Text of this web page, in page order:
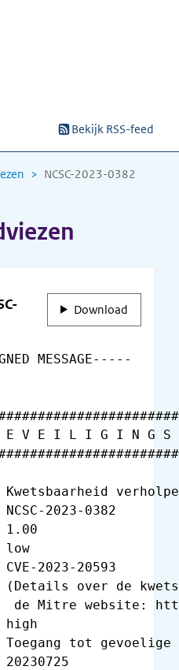
Bekijk RSS-feed
NCSC-2023-0382
Download
MESSAGE-----
E V E I L I G I N G S
verholpen
2023-0382
2023-20593
(Details over de
de Mitre website:
Toegang tot gevoelige